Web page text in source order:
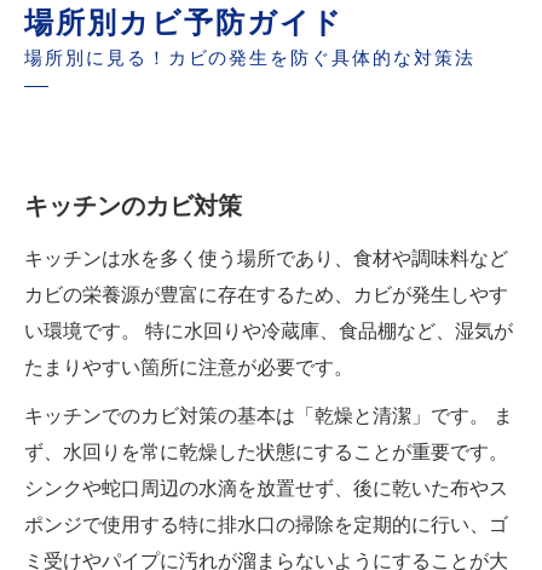
場所別カビ予防ガイド
場所別に見る！カビの発生を防ぐ具体的な対策法
キッチンのカビ対策
キッチンは水を多く使う場所であり、食材や調味料など
カビの栄養源が豊富に存在するため、カビが発生しやす
い環境です。 特に水回りや冷蔵庫、食品棚など、湿気が
たまりやすい箇所に注意が必要です。
キッチンでのカビ対策の基本は「乾燥と清潔」です。 ま
ず、水回りを常に乾燥した状態にすることが重要です。
シンクや蛇口周辺の水滴を放置せず、後に乾いた布やス
ポンジで使用する特に排水口の掃除を定期的に行い、ゴ
ミ受けやパイプに汚れが溜まらないようにすることが大